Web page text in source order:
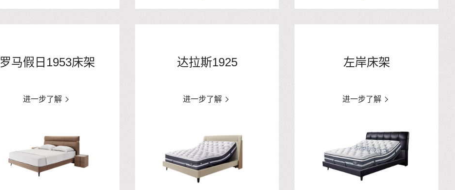
罗马假日1953床架
进一步了解
达拉斯1925
进一步了解
左岸床架
进一步了解